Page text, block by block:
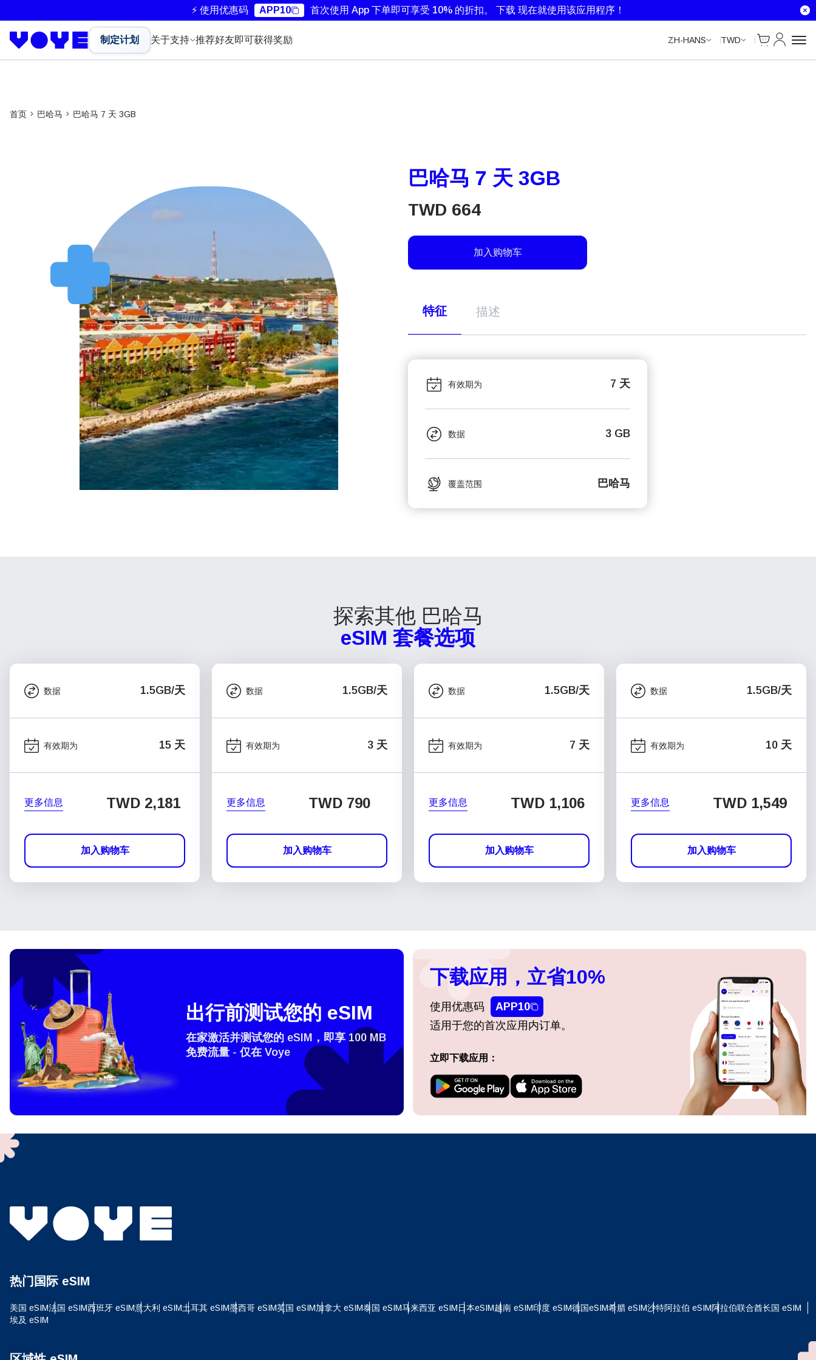
⚡ 使用优惠码 APP10 首次使用 App 下单即可享受 10% 的折扣。 下载 现在就使用该应用程序！
制定计划 关于支持 推荐好友即可获得奖励 ZH-HANS TWD
Cart
我的账户
首页 巴哈马 巴哈马 7 天 3GB
巴哈马 7 天 3GB
TWD 664
加入购物车
特征 描述
有效期为 7 天
数据 3 GB
覆盖范围 巴哈马
探索其他 巴哈马
eSIM 套餐选项
数据 1.5GB/天
有效期为 15 天
更多信息 TWD 2,181
加入购物车
数据 1.5GB/天
有效期为 3 天
更多信息 TWD 790
加入购物车
数据 1.5GB/天
有效期为 7 天
更多信息 TWD 1,106
加入购物车
数据 1.5GB/天
有效期为 10 天
更多信息 TWD 1,549
加入购物车
How do I get my eSim?
To get your eSIM, start by checking if your device supports eSIM
They will provide you with a QR code or activation details that you can scan
出行前测试您的 eSIM
在家激活并测试您的 eSIM，即享 100 MB
免费流量 - 仅在 Voye
下载应用，立省10%
使用优惠码
APP10
适用于您的首次应用内订单。
立即下载应用：
热门国际 eSIM
美国 eSIM法国 eSIM西班牙 eSIM意大利 eSIM土耳其 eSIM墨西哥 eSIM英国 eSIM加拿大 eSIM泰国 eSIM马来西亚 eSIM日本eSIM越南 eSIM印度 eSIM德国eSIM希腊 eSIM沙特阿拉伯 eSIM阿拉伯联合酋长国 eSIM
埃及 eSIM
登录或注册